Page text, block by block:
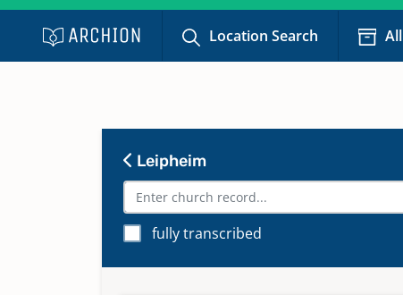
Location Search
Leipheim
fully transcribed